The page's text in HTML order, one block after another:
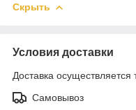
Скрыть
Условия доставки
Доставка осуществляется
Самовывоз